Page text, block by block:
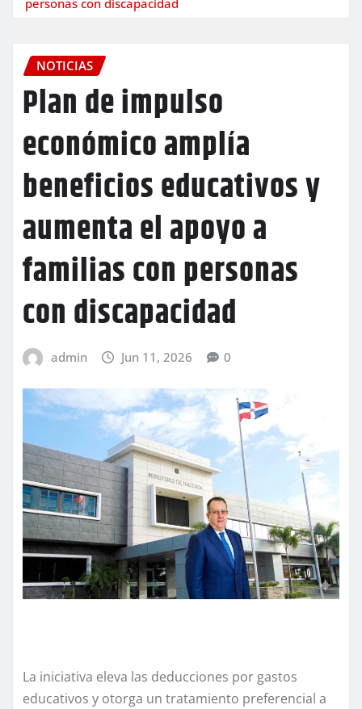
NOTICIAS
Plan de impulso
económico amplía
beneficios educativos y
aumenta el apoyo a
familias con personas
con discapacidad
admin Jun 11, 2026 0
La iniciativa eleva las deducciones por gastos
educativos y otorga un tratamiento preferencial a